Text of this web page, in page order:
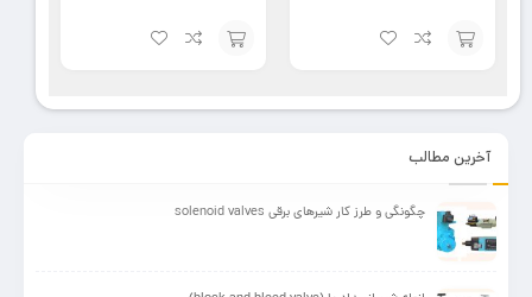
به
به
آخرین مطالب
چگونگی و طرز کار شیرهای برقی solenoid valves